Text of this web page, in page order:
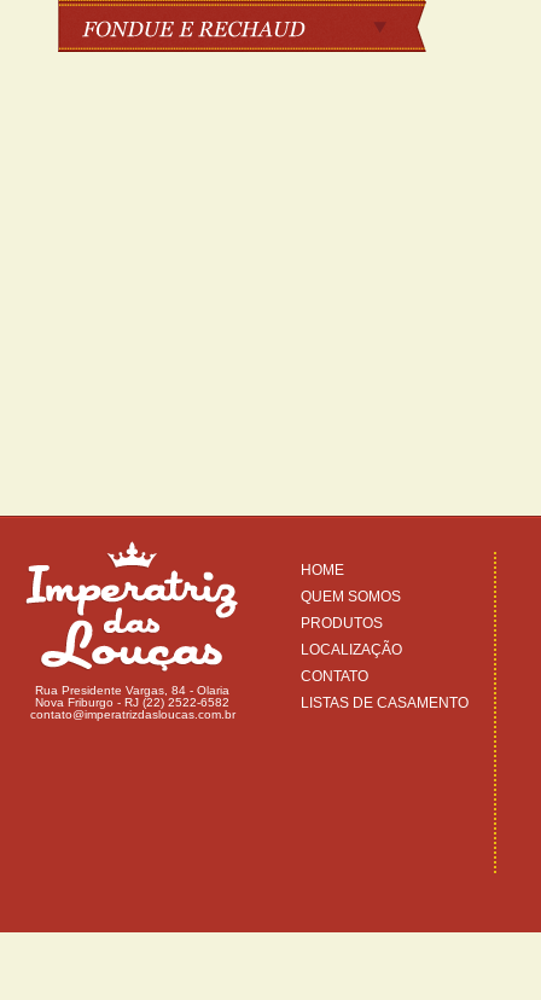
Rua Presidente Vargas, 84 - Olaria
Nova Friburgo - RJ (22) 2522-6582
contato@imperatrizdasloucas.com.br
HOME
QUEM SOMOS
PRODUTOS
LOCALIZAÇÃO
CONTATO
LISTAS DE CASAMENTO